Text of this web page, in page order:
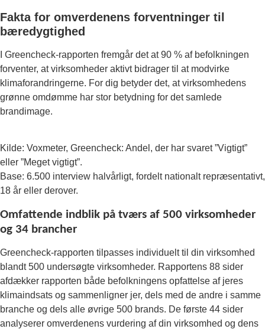
Fakta for omverdenens forventninger til
bæredygtighed
I Greencheck-rapporten fremgår det at 90 % af befolkningen
forventer, at virksomheder aktivt bidrager til at modvirke
klimaforandringerne. For dig betyder det, at virksomhedens
grønne omdømme har stor betydning for det samlede
brandimage.
Kilde: Voxmeter, Greencheck: Andel, der har svaret ”Vigtigt”
eller ”Meget vigtigt”.
Base: 6.500 interview halvårligt, fordelt nationalt repræsentativt,
18 år eller derover.
Omfattende indblik på tværs af 500 virksomheder
og 34 brancher
Greencheck-rapporten tilpasses individuelt til din virksomhed
blandt 500 undersøgte virksomheder. Rapportens 88 sider
afdækker rapporten både befolkningens opfattelse af jeres
klimaindsats og sammenligner jer, dels med de andre i samme
branche og dels alle øvrige 500 brands. De første 44 sider
analyserer omverdenens vurdering af din virksomhed og dens